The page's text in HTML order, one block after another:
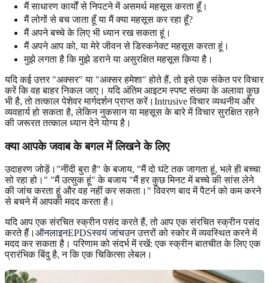
मैं साधारण कार्यों से निपटने में असमर्थ महसूस करता हूँ।
मैं लोगों से बच जाता हूँ या मैं क्या महसूस कर रहा हूँ?
मैं अपने बच्चे के लिए भी ध्यान रख सकता हूं।
मैं अपने आप को, या मेरे जीवन से डिस्कनेक्ट महसूस करता हूं।
मुझे लगता है कि मुझे डराने या असुरक्षित महसूस किया है।
यदि कई उत्तर "अक्सर" या "अक्सर हमेशा" होते हैं, तो इसे एक संकेत पर विचार
करें कि वह बाहर निकल जाए। यदि अंतिम आइटम स्पष्ट संख्या के अलावा कुछ
भी है, तो तत्काल पेशेवर मार्गदर्शन प्राप्त करें।Intrusive विचार व्यथनीय और
व्यवहार्य हो सकता है, लेकिन नुकसान या महसूस के बारे में विचार सुरक्षित रहने
की जरूरत तत्काल ध्यान देने योग्य है।
क्या आपके जवाब के बगल में लिखने के लिए
उदाहरण जोड़ें।"नींदी बुरा है" के बजाय, "मैं दो घंटे तक जागता हूं, भले ही बच्चा
सो रहा हो।" "मैं उत्सुक हूं" के बजाय "मैं हर कुछ मिनट में बच्चे की सांस लेने
की जांच करता हूं और वह नहीं कर सकता।" विवरण बाद में पैटर्न को कम करने
से बचने में आपकी मदद करता है।
यदि आप एक संरचित स्क्रीन पसंद करते हैं, तो आप एक संरचित स्क्रीन पसंद
करते हैं। ऑनलाइनEPDSस्वयं जांचउन उत्तरों को स्कोर में व्यवस्थित करने में
मदद कर सकता है। परिणाम को संदर्भ में रखें: एक स्क्रीन बातचीत के लिए एक
प्रारंभिक बिंदु है, न कि एक चिकित्सा लेबल।